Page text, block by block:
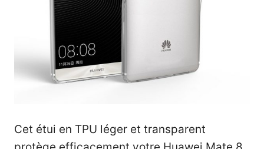
Cet étui en TPU léger et transparent